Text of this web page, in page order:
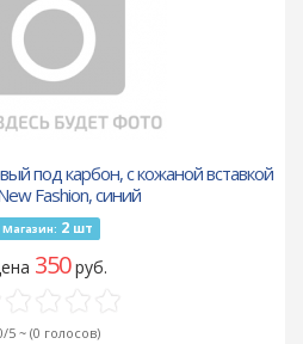
под карбон, с кожаной вставкой
Fashion, синий
Магазин: 2 шт
350руб.
5 ~ (0 голосов)